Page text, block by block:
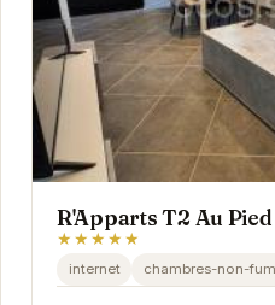
R'Apparts T2 Au
★★★★★
internet chambres-non-